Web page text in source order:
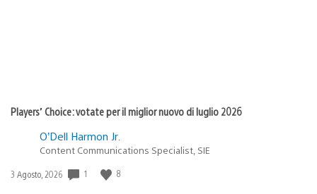
Players’ Choice: votate per il miglior nuovo di luglio 2026
O’Dell Harmon Jr.
Content Communications Specialist, SIE
Data
3 Agosto, 2026 1 8